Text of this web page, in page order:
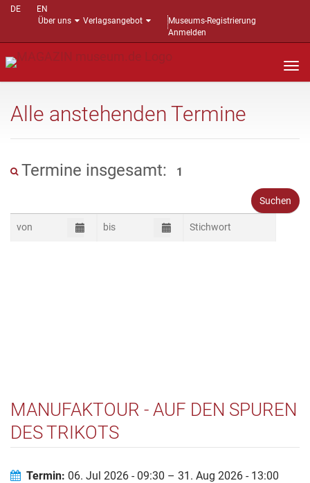
DE
EN
Über uns
Verlagsangebot
Museums-Registrierung
Anmelden
Alle anstehenden Termine
Termine insgesamt: 1
MANUFAKTOUR - AUF DEN SPUREN
DES TRIKOTS
Termin: 06. Jul 2026 - 09:30 – 31. Aug 2026 - 13:00